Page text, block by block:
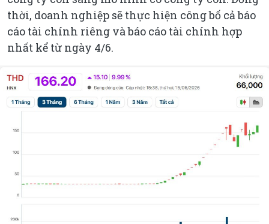
thời, doanh nghiệp sẽ thực hiện công bố cả báo
cáo tài chính riêng và báo cáo tài chính hợp
nhất kể từ ngày 4/6.